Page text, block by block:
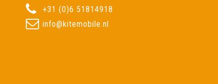
+31 (0)6 51814918
info@kitemobile.nl